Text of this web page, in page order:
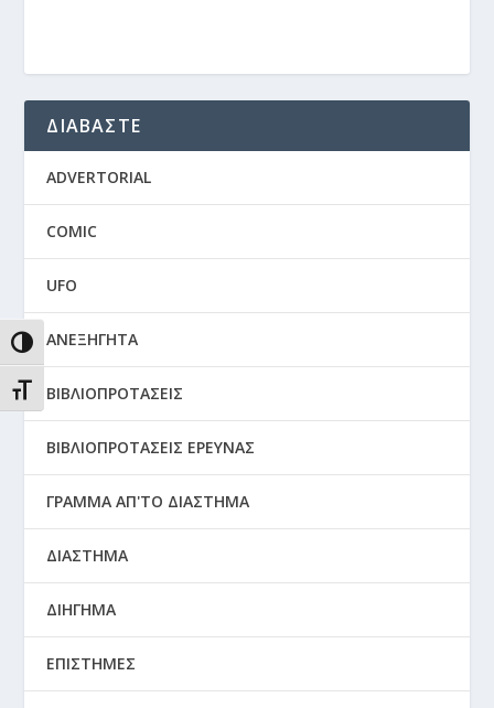
ΕΝΑΛΛΑΓΉ ΥΨΗΛΉΣ ΑΝΤΊΘΕΣΗΣ
ΕΝΑΛΛΑΓΉ ΜΕΓΈΘΟΥΣ ΓΡΑΜΜΆΤΩΝ
ΔΙΑΒΑΣΤΕ
ADVERTORIAL
COMIC
UFO
ΑΝΕΞΗΓΗΤΑ
ΒΙΒΛΙΟΠΡΟΤΑΣΕΙΣ
ΒΙΒΛΙΟΠΡΟΤΑΣΕΙΣ ΕΡΕΥΝΑΣ
ΓΡΑΜΜΑ ΑΠ'ΤΟ ΔΙΑΣΤΗΜΑ
ΔΙΑΣΤΗΜΑ
ΔΙΗΓΗΜΑ
ΕΠΙΣΤΗΜΕΣ